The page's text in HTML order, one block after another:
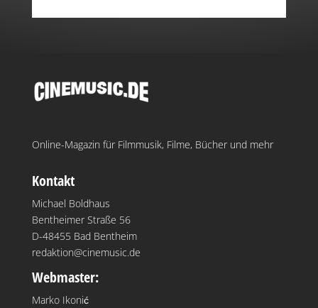
Online-Magazin für Filmmusik, Filme, Bücher und mehr
Kontakt
Michael Boldhaus
Bentheimer Straße 56
D-48455 Bad Bentheim
redaktion@cinemusic.de
Webmaster:
Marko Ikonić